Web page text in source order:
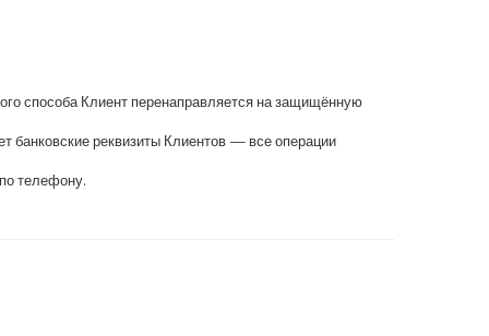
способа Клиент перенаправляется на защищённую
банковские реквизиты Клиентов — все операции
телефону.